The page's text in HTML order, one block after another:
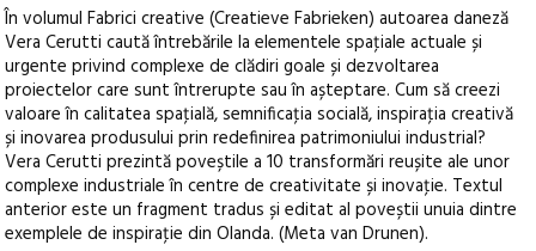
În volumul Fabrici creative (Creatieve Fabrieken) autoarea daneză
Vera Cerutti caută întrebările la elementele spaţiale actuale și
urgente privind complexe de clădiri goale și dezvoltarea
proiectelor care sunt întrerupte sau în așteptare. Cum să creezi
valoare în calitatea spaţială, semnificaţia socială, inspiraţia creativă
și inovarea produsului prin redefinirea patrimoniului industrial?
Vera Cerutti prezintă poveștile a 10 transformări reușite ale unor
complexe industriale în centre de creativitate și inovaţie. Textul
anterior este un fragment tradus și editat al poveștii unuia dintre
exemplele de inspiraţie din Olanda. (Meta van Drunen).